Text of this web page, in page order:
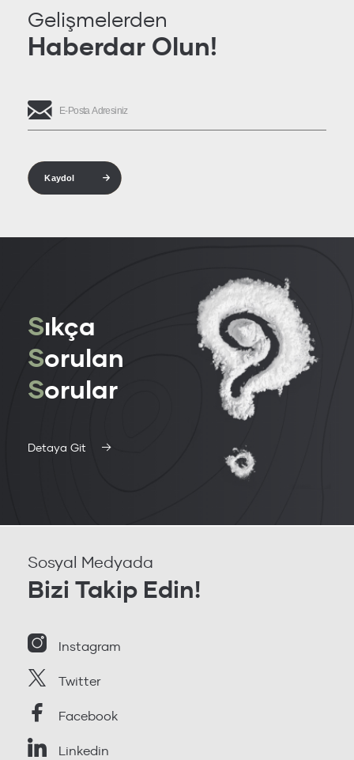
Gelişmelerden
Haberdar Olun!
Kaydol
Sıkça
Sorulan
Sorular
Detaya Git
Sosyal Medyada
Bizi Takip Edin!
Instagram
Twitter
Facebook
Linkedin